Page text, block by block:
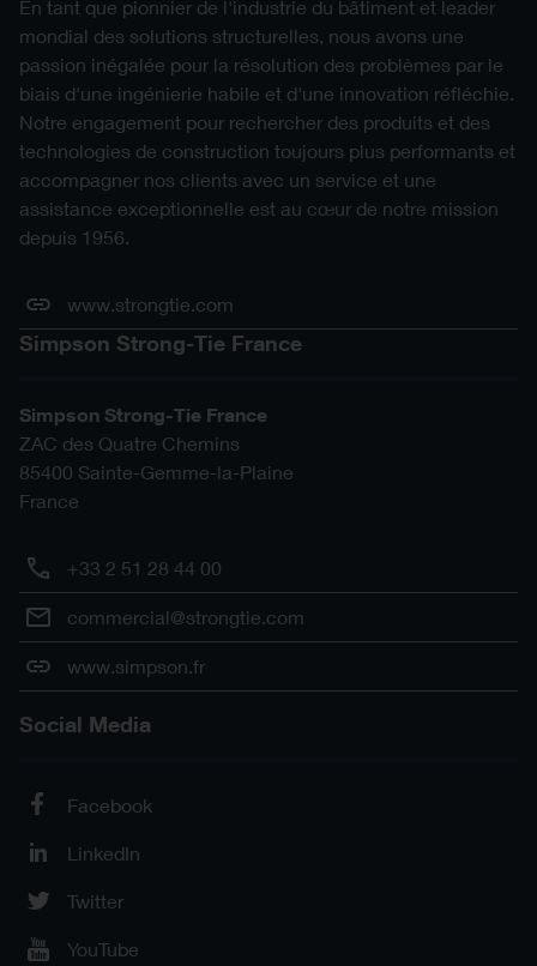
En tant que pionnier de l'industrie du bâtiment et leader
mondial des solutions structurelles, nous avons une
passion inégalée pour la résolution des problèmes par le
biais d'une ingénierie habile et d'une innovation réfléchie.
Notre engagement pour rechercher des produits et des
technologies de construction toujours plus performants et
accompagner nos clients avec un service et une
assistance exceptionnelle est au cœur de notre mission
depuis 1956.
www.strongtie.com
Simpson Strong-Tie France
Simpson Strong-Tie France
ZAC des Quatre Chemins
85400 Sainte-Gemme-la-Plaine
France
+33 2 51 28 44 00
commercial@strongtie.com
www.simpson.fr
Social Media
Facebook
LinkedIn
Twitter
YouTube